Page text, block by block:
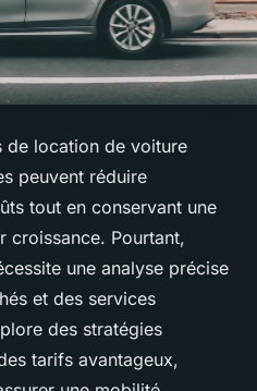
de location de voiture
peuvent réduire
tout en conservant une
croissance. Pourtant,
une analyse précise
et des services
des stratégies
tarifs avantageux,